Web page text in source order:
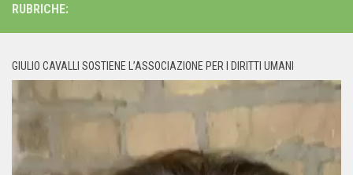
RUBRICHE:
GIULIO CAVALLI SOSTIENE L’ASSOCIAZIONE PER I DIRITTI UMANI
Player